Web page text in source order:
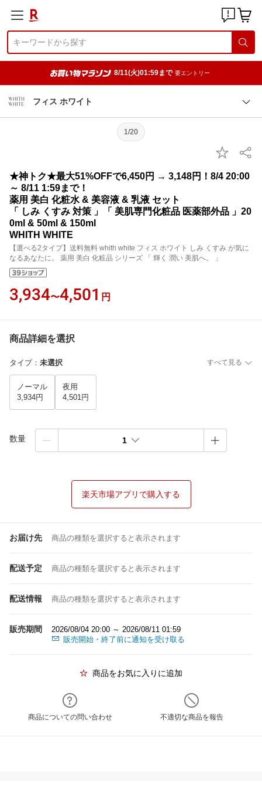
8/11(火)01:59まで 要エントリー
フィス ホワイト
1/20
★神トク★最大51%OFFで6,450円 → 3,148円！8/4 20:00
～ 8/11 1:59まで！
薬用 美白 化粧水 & 美容液 & 乳液 セット
「 しみ くすみ 対策 」「 美肌専門化粧品 医薬部外品 」20
0ml & 50ml & 150ml
WHITH WHITE
【選べる2タイプ】送料無料 whith white フィス ホワイト しみ くすみ が気に
なるあなたに。 薬用 美白 化粧品 シリーズ 「 輝く 潤い 美肌へ。 」
3,934〜4,501 円
商品詳細を選択
タイプ： 未選択 すべて見る
ノーマル
3,934円
夜用
4,501円
数量 1
楽天市場アプリで購入する
お届け先 商品の種類を選択すると表示されます
配送予定 商品の種類を選択すると表示されます
配送情報 商品の種類を選択すると表示されます
販売期間
2026/08/04 20:00 ～ 2026/08/11 01:59
販売開始・終了前に通知を受け取る
商品をお気に入りに追加
商品についての問い合わせ 不適切な商品を報告